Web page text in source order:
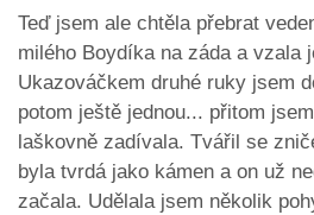
Teď jsem ale chtěla přebrat
milého Boydíka na záda a vzala
Ukazováčkem druhé ruky jsem
potom ještě jednou... přitom
laškovně zadívala. Tvářil se
byla tvrdá jako kámen a on už
začala. Udělala jsem několik